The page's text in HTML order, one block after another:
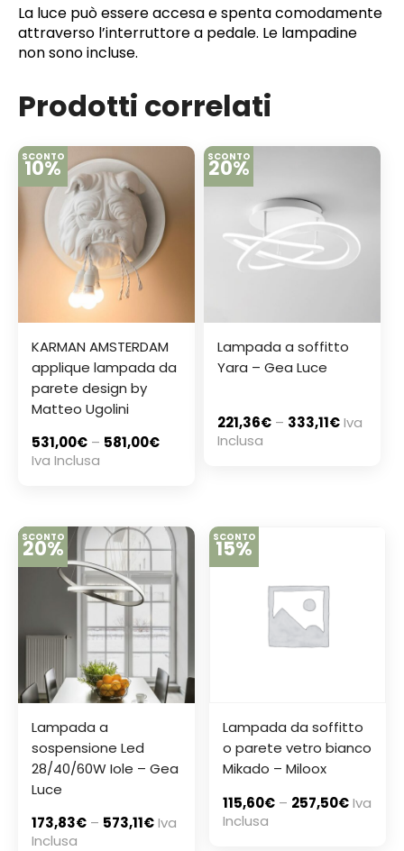
La luce può essere accesa e spenta comodamente
attraverso l’interruttore a pedale. Le lampadine
non sono incluse.
Prodotti correlati
SCONTO
10%
KARMAN AMSTERDAM
applique lampada da
parete design by
Matteo Ugolini
531,00€ – 581,00€
Iva Inclusa
SCONTO
20%
Lampada a soffitto
Yara – Gea Luce
221,36€ – 333,11€Iva
Inclusa
SCONTO
20%
Lampada a
sospensione Led
28/40/60W Iole – Gea
Luce
173,83€ – 573,11€Iva
Inclusa
SCONTO
15%
Lampada da soffitto
o parete vetro bianco
Mikado – Miloox
115,60€ – 257,50€Iva
Inclusa